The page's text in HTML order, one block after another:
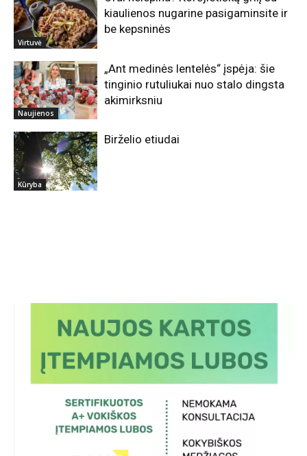
Virtuvė
kiaulienos nugarine pasigaminsite ir
be kepsninės
Naujienos
„Ant medinės lentelės“ įspėja: šie
tinginio rutuliukai nuo stalo dingsta
akimirksniu
Kūryba
Birželio etiudai